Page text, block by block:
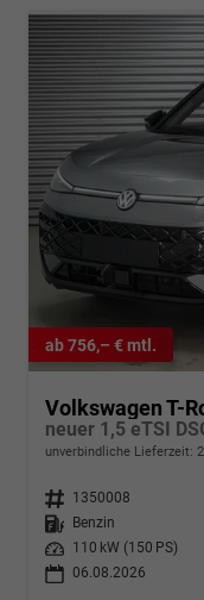
ab 756,– € mtl.
Volkswagen T-
neuer 1,5 eTSI
unverbindliche Lieferzeit:
Fahrzeugnr. 1350008
Kraftstoff
Benzin
Leistung
110 kW (150 PS)
06.08.2026